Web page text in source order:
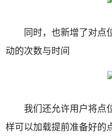
同时，也新增了对点
动的次数与时间
我们还允许用户将点
样可以加载提前准备好的